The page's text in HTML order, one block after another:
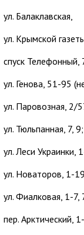
ул. Балаклавская,
ул. Крымской
спуск Телефонный,
ул. Генова, 51-95
ул. Паровозная, 2/
ул. Тюльпанная, 7, 9;
ул. Леси Украинки,
ул. Новаторов, 1-
ул. Фиалковая, 1-7,
пер. Арктический,